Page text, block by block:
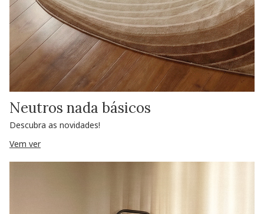
Neutros nada básicos
Descubra as novidades!
Vem ver